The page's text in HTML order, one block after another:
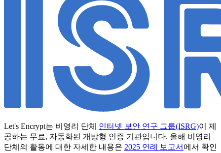
Let's Encrypt는 비영리 단체 인터넷 보안 연구 그룹(ISRG)이 제
공하는 무료, 자동화된 개방형 인증 기관입니다. 올해 비영리
단체의 활동에 대한 자세한 내용은 2025 연례 보고서 에서 확인